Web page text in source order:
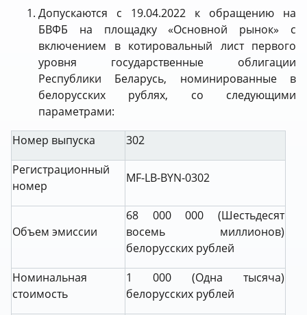
Допускаются с 19.04.2022 к обращению на
БВФБ на площадку «Основной рынок» с
включением в котировальный лист первого
уровня государственные облигации
Республики Беларусь, номинированные в
белорусских рублях, со следующими
параметрами:
Номер выпуска
302
Регистрационный
номер
MF-LB-BYN-0302
Объем эмиссии
68 000 000 (Шестьдесят
восемь миллионов)
белорусских рублей
Номинальная
стоимость
1 000 (Одна тысяча)
белорусских рублей